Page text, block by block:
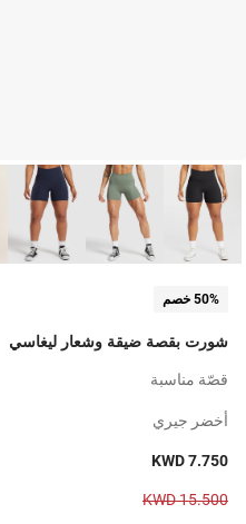
50% خصم
شورت بقصة ضيقة وشعار ليغاسي
قصّة مناسبة
أخضر جيري
KWD 7.750
KWD 15.500